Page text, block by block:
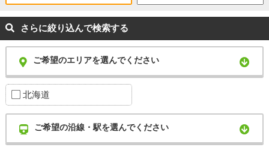
さらに絞り込んで検索する
ご希望のエリアを選んでください
北海道
ご希望の沿線・駅を選んでください